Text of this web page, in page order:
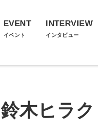
EVENT
イベント
INTERVIEW
インタビュー
鈴木ヒラク